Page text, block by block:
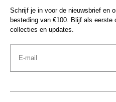
Schrijf je in voor de nieuwsbrief en
besteding van €100. Blijf als eerste
collecties en updates.
Email